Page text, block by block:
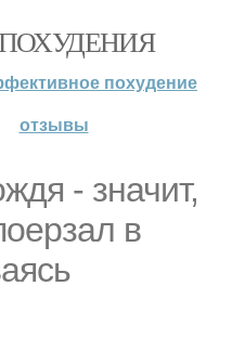
похудение
отзывы
- значит,
в